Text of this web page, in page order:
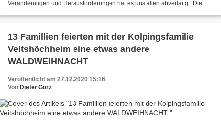
Veränderungen und Herausforderungen hat es uns allen abverlangt. Die
13 Famillien feierten mit der Kolpingsfamilie
Veitshöchheim eine etwas andere
WALDWEIHNACHT
Veröffentlicht am 27.12.2020 15:16
Von Dieter Gürz